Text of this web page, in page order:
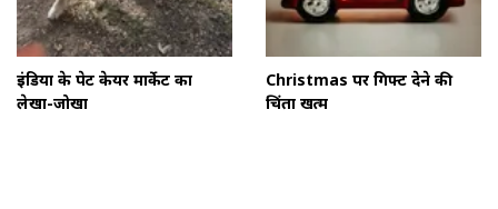
इंडिया के पेट केयर मार्केट का
लेखा-जोखा
Christmas पर गिफ्ट देने की
चिंता खत्म